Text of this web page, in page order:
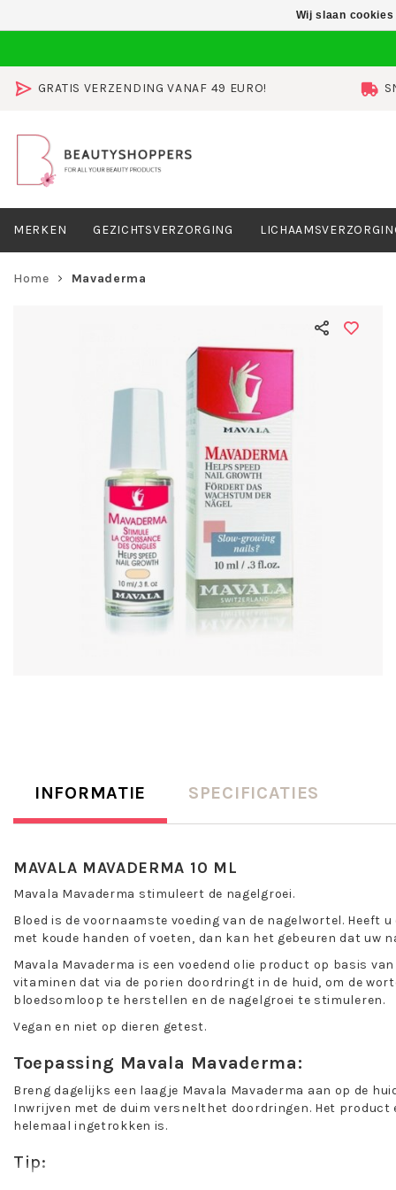
GRATIS VERZENDING VANAF 49 EURO!
MERKEN GEZICHTSVERZORGING
Home Mavaderma
INFORMATIE SPECIFICATIES
MAVALA MAVADERMA 10 ML
Mavala Mavaderma stimuleert de nagelgroei.
Bloed is de voornaamste voeding van de nagelwortel. Heeft
met koude handen of voeten, dan kan het gebeuren dat uw
Mavala Mavaderma is een voedend olie product op basis
vitaminen dat via de porien doordringt in de huid, om de
bloedsomloop te herstellen en de nagelgroei te stimuleren.
Vegan en niet op dieren getest.
Toepassing Mavala Mavaderma:
Breng dagelijks een laagje Mavala Mavaderma aan op de
Inwrijven met de duim versnelthet doordringen. Het
helemaal ingetrokken is.
Tip:
Wij slaan